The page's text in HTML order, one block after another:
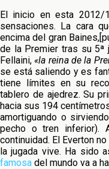
El inicio en esta 2012/
sensaciones. La cara
encima del gran
de la Premier tras su 5ª
Fellaini,«la reina de la
se está saliendo y es
tiene límites en su
tablero de ajedrez. Su
hacia sus 194
amortiguando o
pecho o tren inferior).
continuidad. El Everton
la jugada vive. Ha sido
famosa del mundo va a